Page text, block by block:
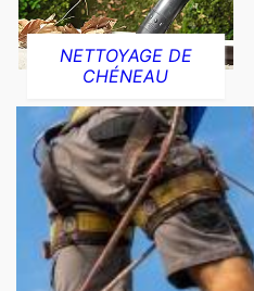
NETTOYAGE DE
CHÉNEAU